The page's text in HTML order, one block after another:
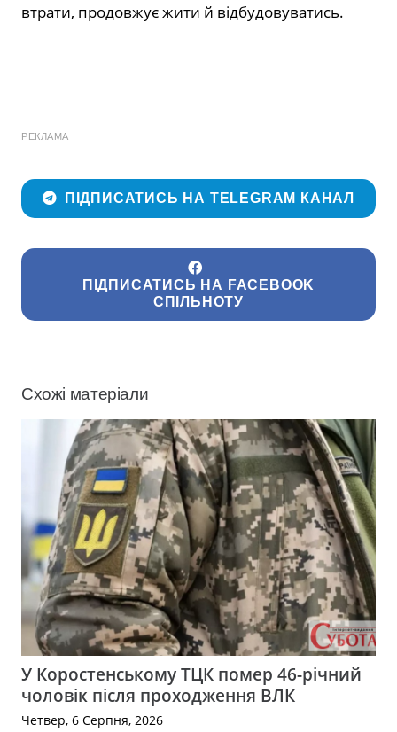
втрати, продовжує жити й відбудовуватись.
РЕКЛАМА
ПІДПИСАТИСЬ НА TELEGRAM КАНАЛ
ПІДПИСАТИСЬ НА FACEBOOK
СПІЛЬНОТУ
Схожі матеріали
У Коростенському ТЦК помер 46-річний
чоловік після проходження ВЛК
Четвер, 6 Серпня, 2026